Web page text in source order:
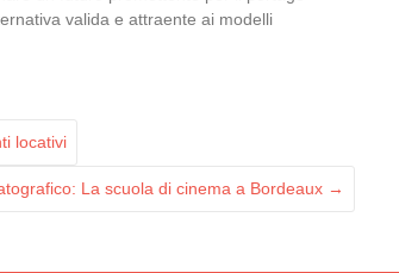
valida e attraente ai modelli
locativi
La scuola di cinema a Bordeaux →